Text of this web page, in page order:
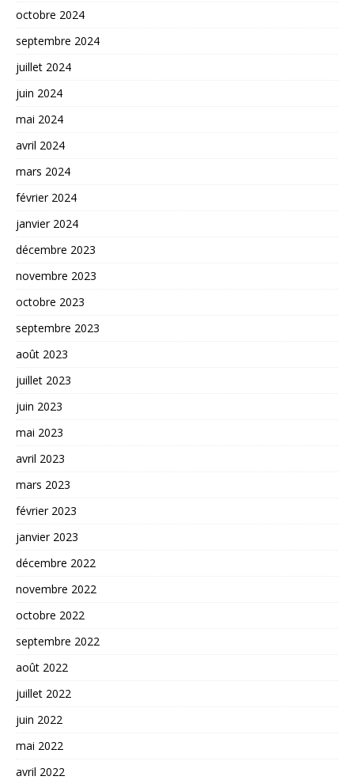
octobre 2024
septembre 2024
juillet 2024
juin 2024
mai 2024
avril 2024
mars 2024
février 2024
janvier 2024
décembre 2023
novembre 2023
octobre 2023
septembre 2023
août 2023
juillet 2023
juin 2023
mai 2023
avril 2023
mars 2023
février 2023
janvier 2023
décembre 2022
novembre 2022
octobre 2022
septembre 2022
août 2022
juillet 2022
juin 2022
mai 2022
avril 2022